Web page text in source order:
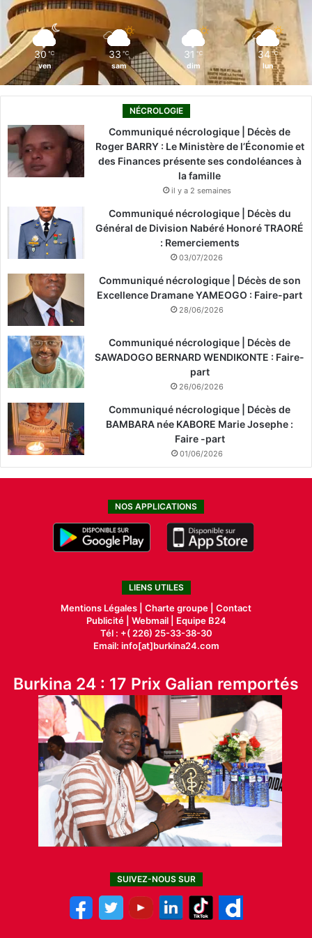
k
n
30 ℃
ven
33 ℃
sam
31 ℃
dim
34 ℃
lun
NÉCROLOGIE
Communiqué nécrologique | Décès de
Roger BARRY : Le Ministère de l’Économie et
des Finances présente ses condoléances à
la famille
il y a 2 semaines
Communiqué nécrologique | Décès du
Général de Division Nabéré Honoré TRAORÉ
: Remerciements
03/07/2026
Communiqué nécrologique | Décès de son
Excellence Dramane YAMEOGO : Faire-part
28/06/2026
Communiqué nécrologique | Décès de
SAWADOGO BERNARD WENDIKONTE : Faire-
part
26/06/2026
Communiqué nécrologique | Décès de
BAMBARA née KABORE Marie Josephe :
Faire -part
01/06/2026
NOS APPLICATIONS
LIENS UTILES
Mentions Légales | Charte groupe | Contact
Publicité| Webmail |
Equipe B24
Tél : +( 226) 25-33-38-30
Email: info[at]burkina24.com
Burkina 24 : 17 Prix Galian remportés
SUIVEZ-NOUS SUR